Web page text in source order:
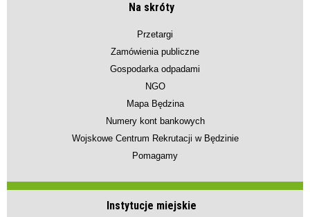
Na skróty
Przetargi
Zamówienia publiczne
Gospodarka odpadami
NGO
Mapa Będzina
Numery kont bankowych
Wojskowe Centrum Rekrutacji w Będzinie
Pomagamy
Instytucje miejskie